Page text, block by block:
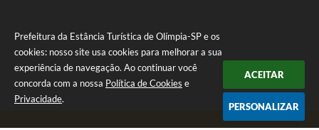
Prefeitura da Estância Turística de Olímpia-SP e os
cookies: nosso site usa cookies para melhorar a sua
experiência de navegação. Ao continuar você
concorda com a nossa Política de Cookies e
Privacidade.
ACEITAR
PERSONALIZAR